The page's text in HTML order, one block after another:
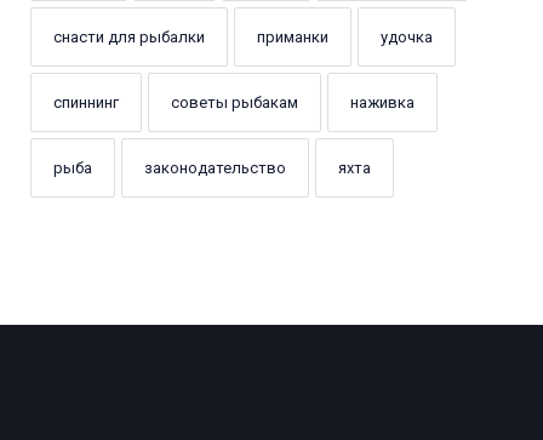
снасти для рыбалки приманки удочка
спиннинг советы рыбакам наживка
рыба законодательство яхта